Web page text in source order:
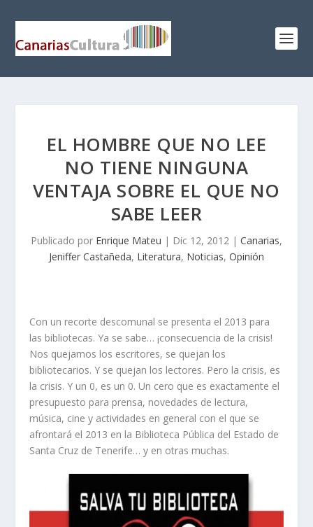
EL HOMBRE QUE NO LEE
NO TIENE NINGUNA
VENTAJA SOBRE EL QUE NO
SABE LEER
Publicado por Enrique Mateu | Dic 12, 2012 | Canarias,
Jeniffer Castañeda, Literatura, Noticias, Opinión
Con un recorte descomunal se presenta el 2013 para
las bibliotecas. Ya se sabe… ¡consecuencia de la crisis!
Nos quejamos los escritores, se quejan los
bibliotecarios. Y se quejan los lectores. Pero la crisis, es
la crisis. Y un 0, es un 0. Un cero que es exactamente el
presupuesto para prensa, novedades de lectura,
música, cine y actividades en general con el que se
afrontará el 2013 en la Biblioteca Pública del Estado de
Santa Cruz de Tenerife… y en otras muchas.